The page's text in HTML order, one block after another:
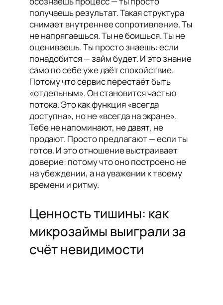
получаешь результат. Такая структура
снимает внутреннее сопротивление. Ты
не напрягаешься. Ты не боишься. Ты не
оцениваешь. Ты просто знаешь: если
понадобится — займ будет. И это знание
само по себе уже даёт спокойствие.
Потому что сервис перестаёт быть
«отдельным». Он становится частью
потока. Это как функция «всегда
доступна», но не «всегда на экране».
Тебе не напоминают, не давят, не
продают. Просто предлагают — если ты
готов. И это отношение выстраивает
доверие: потому что оно построено не
на убеждении, а на уважении к твоему
времени и ритму.
Ценность тишины: как
микрозаймы выиграли за
счёт невидимости